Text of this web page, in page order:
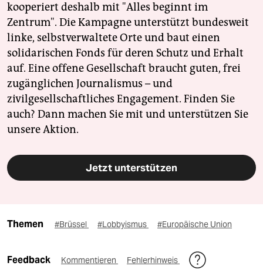
kooperiert deshalb mit "Alles beginnt im
Zentrum". Die Kampagne unterstützt bundesweit
linke, selbstverwaltete Orte und baut einen
solidarischen Fonds für deren Schutz und Erhalt
auf. Eine offene Gesellschaft braucht guten, frei
zugänglichen Journalismus – und
zivilgesellschaftliches Engagement. Finden Sie
auch? Dann machen Sie mit und unterstützen Sie
unsere Aktion.
Jetzt unterstützen
Themen #Brüssel #Lobbyismus #Europäische Union
Feedback Kommentieren Fehlerhinweis